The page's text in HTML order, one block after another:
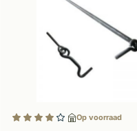
Op voorraad